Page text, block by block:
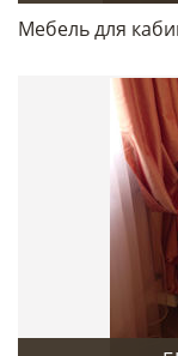
Мебель для